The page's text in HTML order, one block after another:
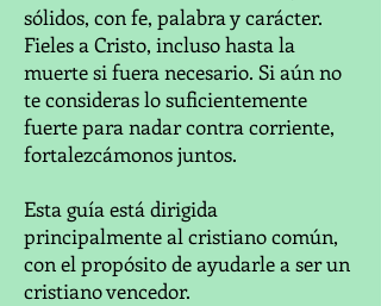
sólidos, con fe, palabra y carácter.
Fieles a Cristo, incluso hasta la
muerte si fuera necesario. Si aún no
te consideras lo suficientemente
fuerte para nadar contra corriente,
fortalezcámonos juntos.
Esta guía está dirigida
principalmente al cristiano común,
con el propósito de ayudarle a ser un
cristiano vencedor.